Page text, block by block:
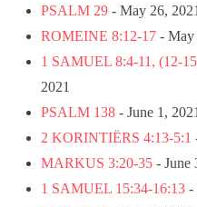
PSALM 29 - May 26, 2021
ROMEINE 8:12-17 - May
1 SAMUEL 8:4-11, (12-
2021
PSALM 138 - June 1, 2021
2 KORINTIËRS 4:13-5:1
MARKUS 3:20-35 - June
1 SAMUEL 15:34-16:13 -